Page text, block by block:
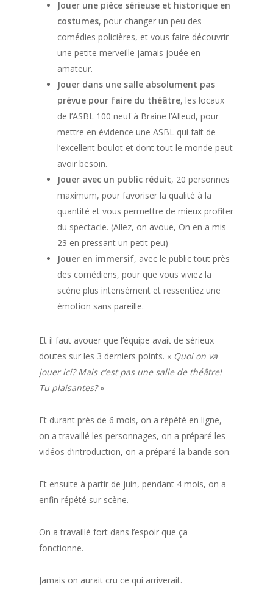
Jouer une pièce sérieuse et historique en
costumes, pour changer un peu des
comédies policières, et vous faire découvrir
une petite merveille jamais jouée en
amateur.
Jouer dans une salle absolument pas
prévue pour faire du théâtre, les locaux
de l’ASBL 100 neuf à Braine l’Alleud, pour
mettre en évidence une ASBL qui fait de
l’excellent boulot et dont tout le monde peut
avoir besoin.
Jouer avec un public réduit, 20 personnes
maximum, pour favoriser la qualité à la
quantité et vous permettre de mieux profiter
du spectacle. (Allez, on avoue, On en a mis
23 en pressant un petit peu)
Jouer en immersif, avec le public tout près
des comédiens, pour que vous viviez la
scène plus intensément et ressentiez une
émotion sans pareille.
Et il faut avouer que l’équipe avait de sérieux
doutes sur les 3 derniers points. « Quoi on va
jouer ici? Mais c’est pas une salle de théâtre!
Tu plaisantes?»
Et durant près de 6 mois, on a répété en ligne,
on a travaillé les personnages, on a préparé les
vidéos d’introduction, on a préparé la bande son.
Et ensuite à partir de juin, pendant 4 mois, on a
enfin répété sur scène.
On a travaillé fort dans l’espoir que ça
fonctionne.
Jamais on aurait cru ce qui arriverait.